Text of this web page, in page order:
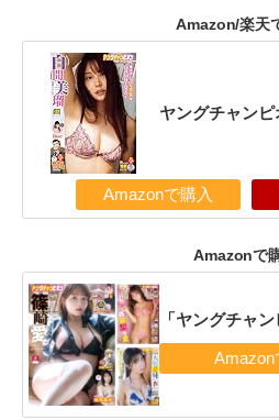
Amazon/楽天
ヤングチャン
Amazonで購入
Amazonで
「ヤングチャ